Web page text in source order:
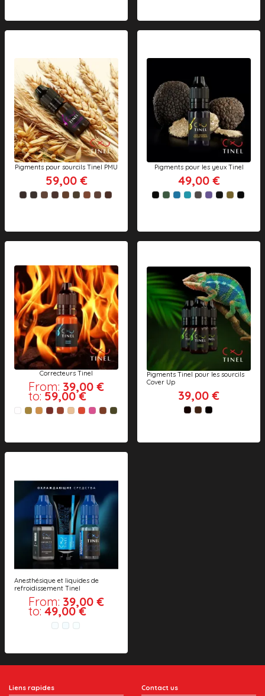
Pigments pour sourcils Tinel PMU
59,00 €
Pigments pour les yeux Tinel
49,00 €
Correcteurs Tinel
From: 39,00 €
to: 59,00 €
Pigments Tinel pour les sourcils
Cover Up
39,00 €
Anesthésique et liquides de
refroidissement Tinel
From: 39,00 €
to: 49,00 €
Liens rapides Contact us